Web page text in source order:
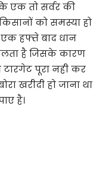
एक तो सर्वर की
को समस्या हो
हफ्ते बाद धान
है जिसके कारण
टारगेट पूरा नही कर
खरीदी हो जाना था
है।